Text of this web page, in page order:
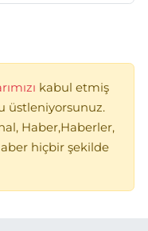
kabul etmiş
üstleniyorsunuz.
Haber,Haberler,
hiçbir şekilde